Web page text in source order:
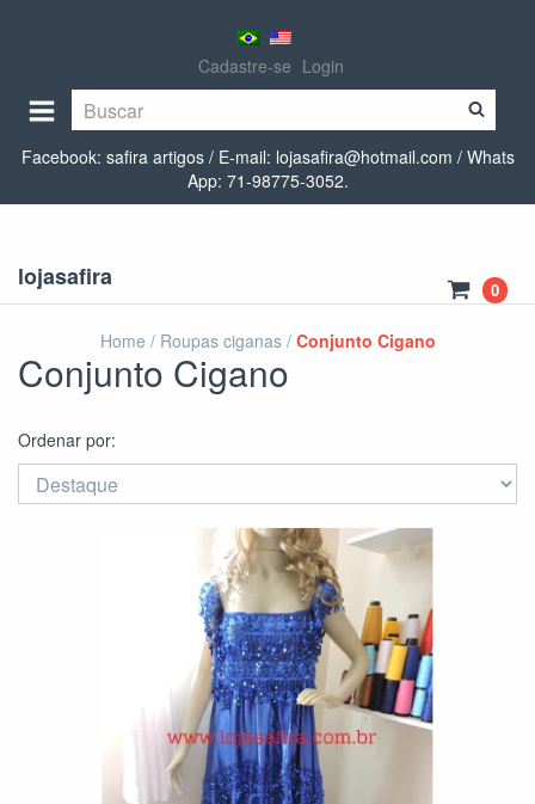
Cadastre-se Login
Facebook: safira artigos / E-mail: lojasafira@hotmail.com / Whats
App: 71-98775-3052.
lojasafira 0
Home / Roupas ciganas / Conjunto Cigano
Conjunto Cigano
Ordenar por: